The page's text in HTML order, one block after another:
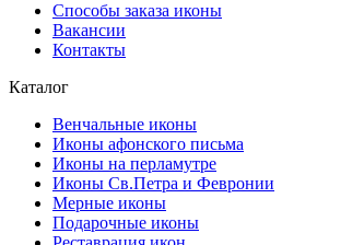
Способы заказа иконы
Вакансии
Контакты
Каталог
Венчальные иконы
Иконы афонского письма
Иконы на перламутре
Иконы Св.Петра и Февронии
Мерные иконы
Подарочные иконы